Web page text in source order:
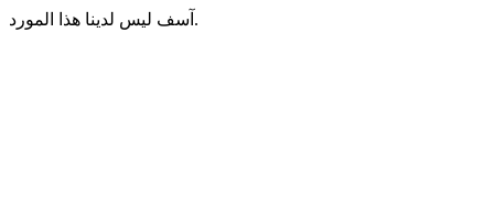
آسف ليس لدينا هذا المورد.